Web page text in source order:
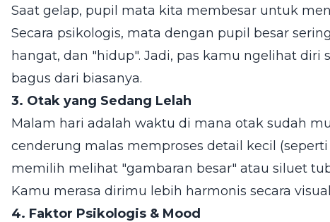
Saat gelap, pupil mata kita membesar untuk
Secara psikologis, mata dengan pupil besar
hangat, dan "hidup". Jadi, pas kamu ngelihat
bagus dari biasanya.
3. Otak yang Sedang Lelah
Malam hari adalah waktu di mana otak sudah
cenderung malas memproses detail kecil
memilih melihat "gambaran besar" atau siluet
Kamu merasa dirimu lebih harmonis secara
4. Faktor Psikologis & Mood